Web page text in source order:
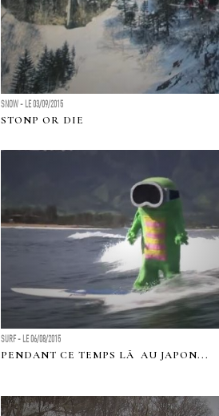
SNOW - LE 03/09/2015
STONP OR DIE
SURF - LE 06/08/2015
PENDANT CE TEMPS LÃ AU JAPON...